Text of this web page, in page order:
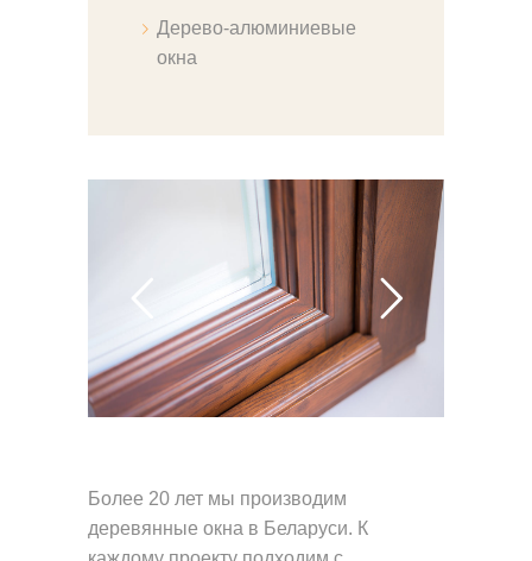
Дерево-алюминиевые
окна
Более 20 лет мы производим
деревянные окна в Беларуси. К